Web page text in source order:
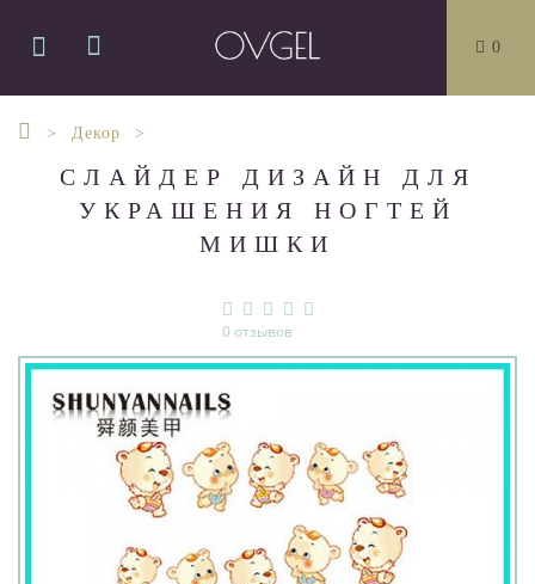
0
Декор
СЛАЙДЕР ДИЗАЙН ДЛЯ
УКРАШЕНИЯ НОГТЕЙ
МИШКИ
0 отзывов